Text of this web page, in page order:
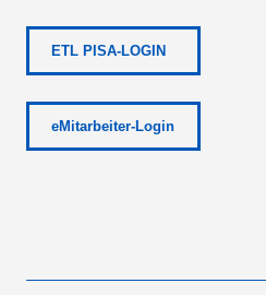
ETL PISA-LOGIN
eMitarbeiter-Login